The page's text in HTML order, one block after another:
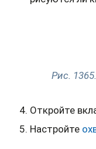
Рис. 1365.
Откройте
Настройте